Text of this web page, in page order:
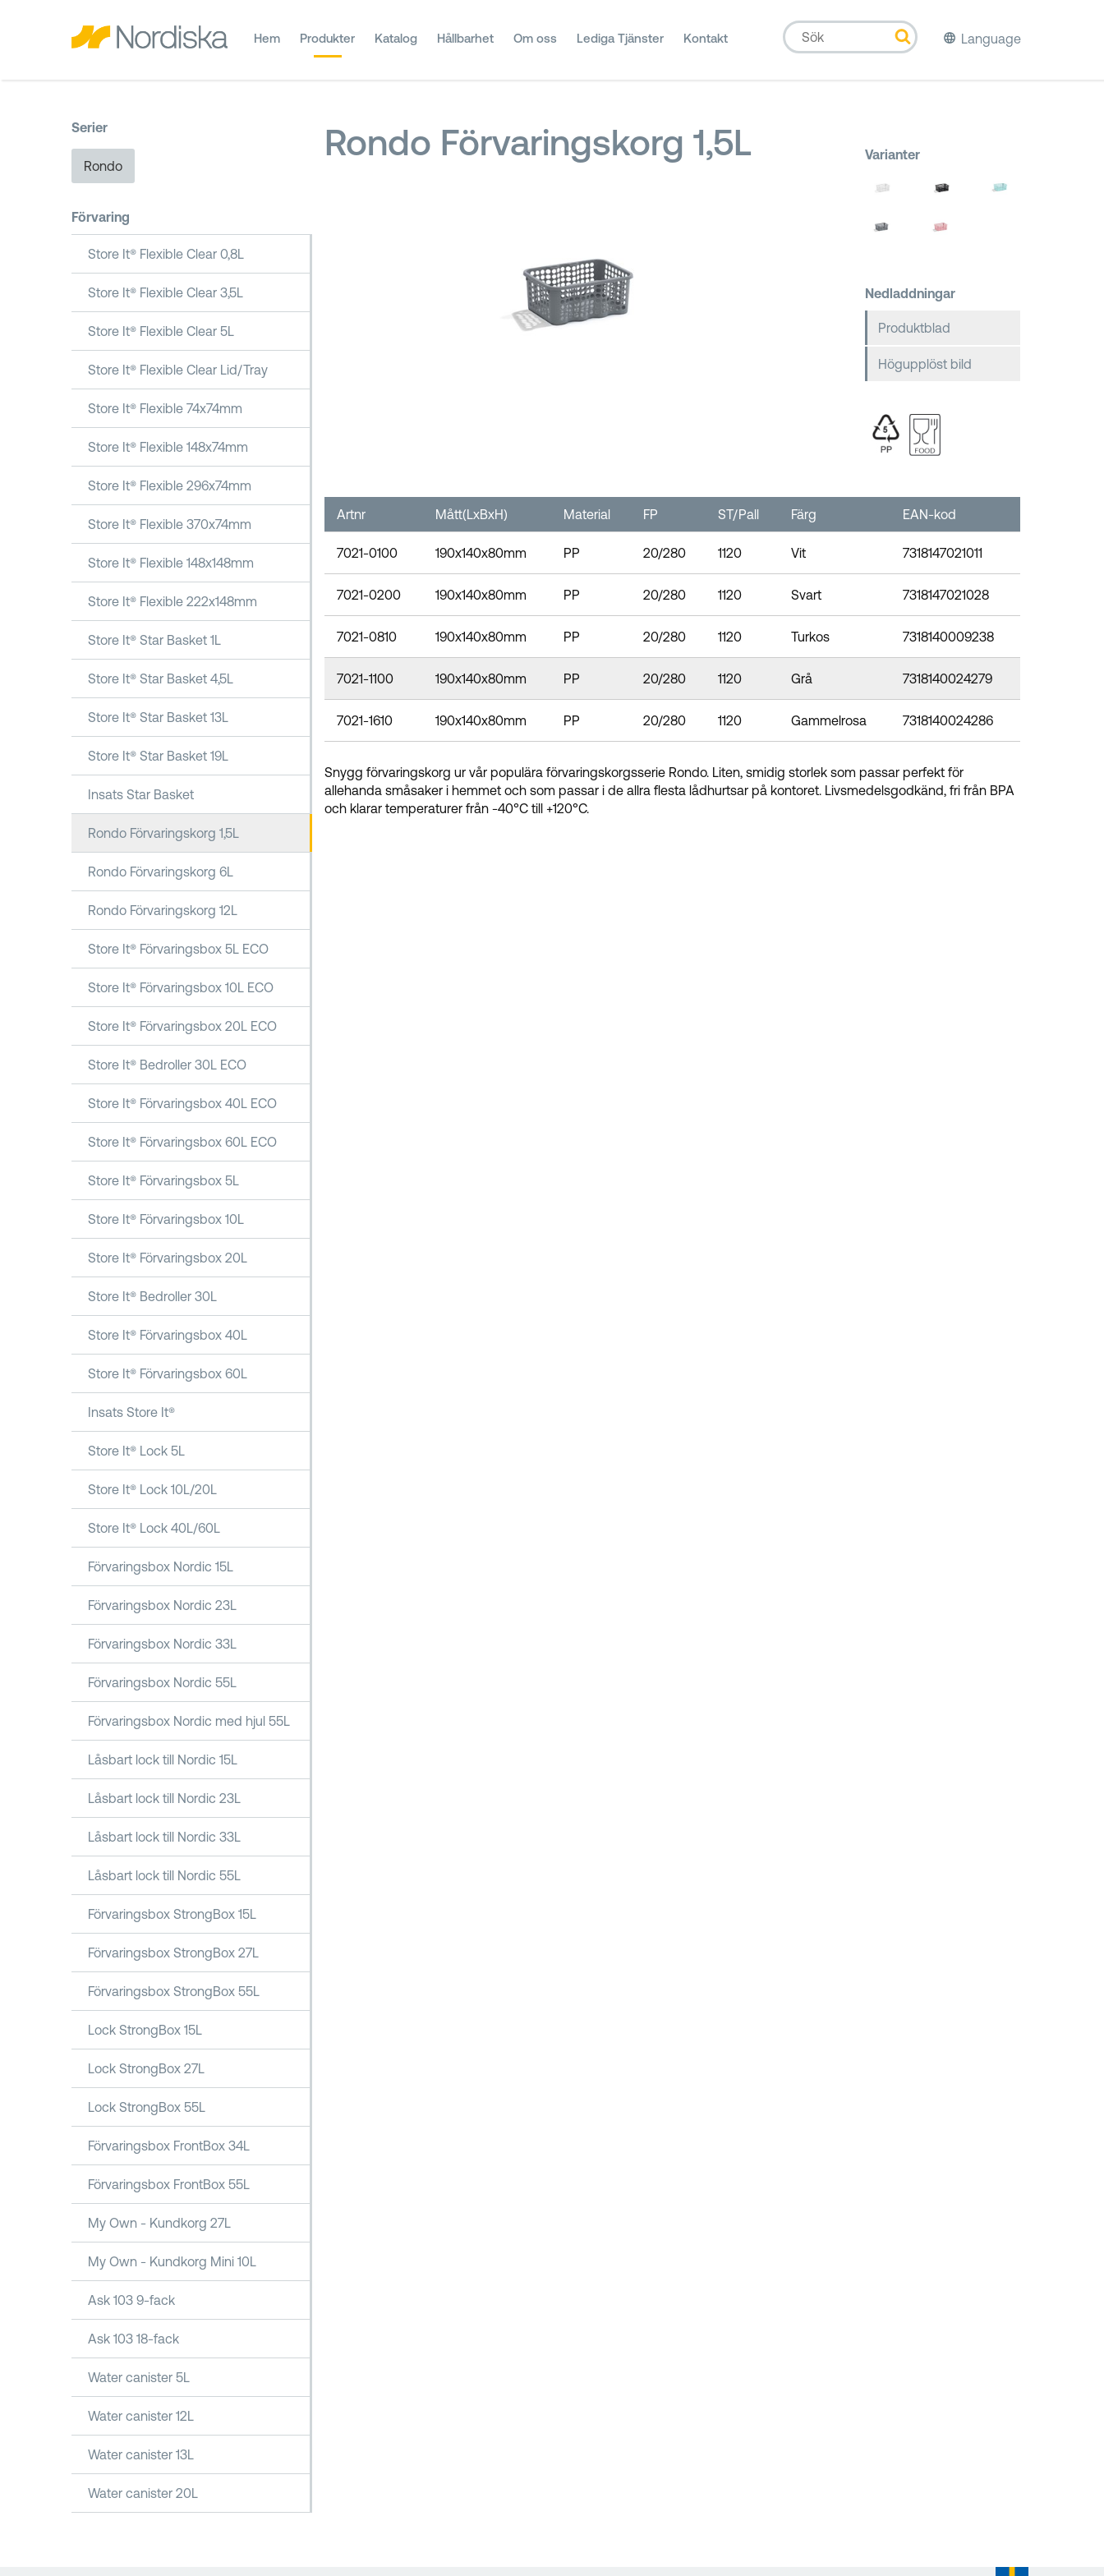
Hem Produkter Katalog Hållbarhet Om oss Lediga Tjänster Kontakt Language
Serier
Rondo
Förvaring
Store It® Flexible Clear 0,8L
Store It® Flexible Clear 3,5L
Store It® Flexible Clear 5L
Store It® Flexible Clear Lid/Tray
Store It® Flexible 74x74mm
Store It® Flexible 148x74mm
Store It® Flexible 296x74mm
Store It® Flexible 370x74mm
Store It® Flexible 148x148mm
Store It® Flexible 222x148mm
Store It® Star Basket 1L
Store It® Star Basket 4,5L
Store It® Star Basket 13L
Store It® Star Basket 19L
Insats Star Basket
Rondo Förvaringskorg 1,5L
Rondo Förvaringskorg 6L
Rondo Förvaringskorg 12L
Store It® Förvaringsbox 5L ECO
Store It® Förvaringsbox 10L ECO
Store It® Förvaringsbox 20L ECO
Store It® Bedroller 30L ECO
Store It® Förvaringsbox 40L ECO
Store It® Förvaringsbox 60L ECO
Store It® Förvaringsbox 5L
Store It® Förvaringsbox 10L
Store It® Förvaringsbox 20L
Store It® Bedroller 30L
Store It® Förvaringsbox 40L
Store It® Förvaringsbox 60L
Insats Store It®
Store It® Lock 5L
Store It® Lock 10L/20L
Store It® Lock 40L/60L
Förvaringsbox Nordic 15L
Förvaringsbox Nordic 23L
Förvaringsbox Nordic 33L
Förvaringsbox Nordic 55L
Förvaringsbox Nordic med hjul 55L
Låsbart lock till Nordic 15L
Låsbart lock till Nordic 23L
Låsbart lock till Nordic 33L
Låsbart lock till Nordic 55L
Förvaringsbox StrongBox 15L
Förvaringsbox StrongBox 27L
Förvaringsbox StrongBox 55L
Lock StrongBox 15L
Lock StrongBox 27L
Lock StrongBox 55L
Förvaringsbox FrontBox 34L
Förvaringsbox FrontBox 55L
My Own - Kundkorg 27L
My Own - Kundkorg Mini 10L
Ask 103 9-fack
Ask 103 18-fack
Water canister 5L
Water canister 12L
Water canister 13L
Water canister 20L
Rondo Förvaringskorg 1,5L Varianter
Nedladdningar
Produktblad
Högupplöst bild
Artnr Mått(LxBxH) Material FP ST/Pall Färg EAN-kod
7021-0100 190x140x80mm PP 20/280 1120 Vit 7318147021011
7021-0200 190x140x80mm PP 20/280 1120 Svart 7318147021028
7021-0810 190x140x80mm PP 20/280 1120 Turkos 7318140009238
7021-1100 190x140x80mm PP 20/280 1120 Grå 7318140024279
7021-1610 190x140x80mm PP 20/280 1120 Gammelrosa 7318140024286
Snygg förvaringskorg ur vår populära förvaringskorgsserie Rondo. Liten, smidig storlek som passar perfekt för
allehanda småsaker i hemmet och som passar i de allra flesta lådhurtsar på kontoret. Livsmedelsgodkänd, fri från BPA
och klarar temperaturer från -40°C till +120°C.